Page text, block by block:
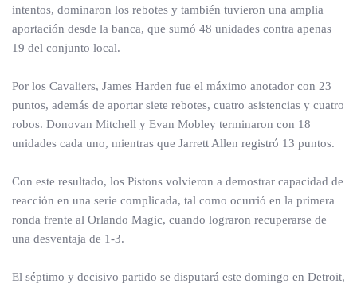
intentos, dominaron los rebotes y también tuvieron una amplia
aportación desde la banca, que sumó 48 unidades contra apenas
19 del conjunto local.
Por los Cavaliers, James Harden fue el máximo anotador con 23
puntos, además de aportar siete rebotes, cuatro asistencias y cuatro
robos. Donovan Mitchell y Evan Mobley terminaron con 18
unidades cada uno, mientras que Jarrett Allen registró 13 puntos.
Con este resultado, los Pistons volvieron a demostrar capacidad de
reacción en una serie complicada, tal como ocurrió en la primera
ronda frente al Orlando Magic, cuando lograron recuperarse de
una desventaja de 1-3.
El séptimo y decisivo partido se disputará este domingo en Detroit,